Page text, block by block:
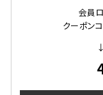
会員
クーポン